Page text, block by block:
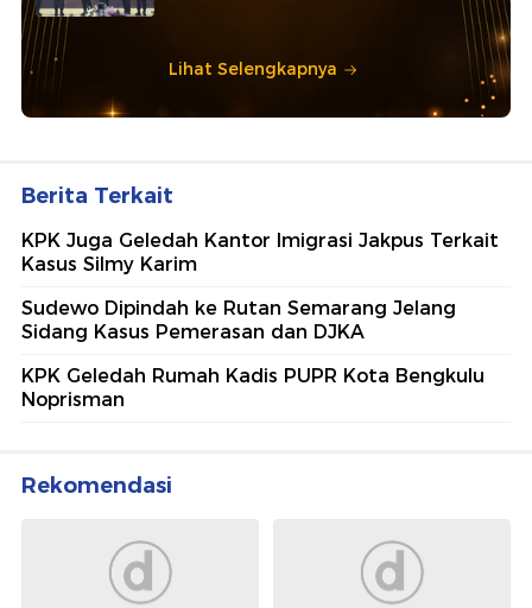
Lihat Selengkapnya
Berita Terkait
KPK Juga Geledah Kantor Imigrasi Jakpus Terkait
Kasus Silmy Karim
Sudewo Dipindah ke Rutan Semarang Jelang
Sidang Kasus Pemerasan dan DJKA
KPK Geledah Rumah Kadis PUPR Kota Bengkulu
Noprisman
Rekomendasi